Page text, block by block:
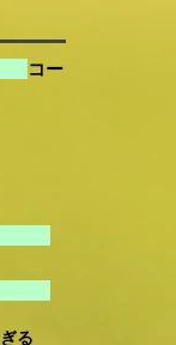
コー
る